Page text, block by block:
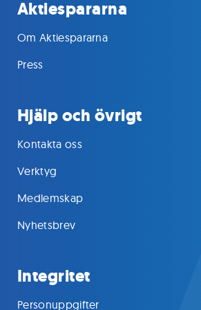
Aktiespararna
Om Aktiespararna
Press
Hjälp och övrigt
Kontakta oss
Verktyg
Medlemskap
Nyhetsbrev
Integritet
Personuppgifter